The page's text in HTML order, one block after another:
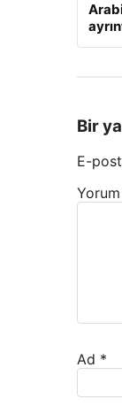
Bir
E-
Yorum
Ad *